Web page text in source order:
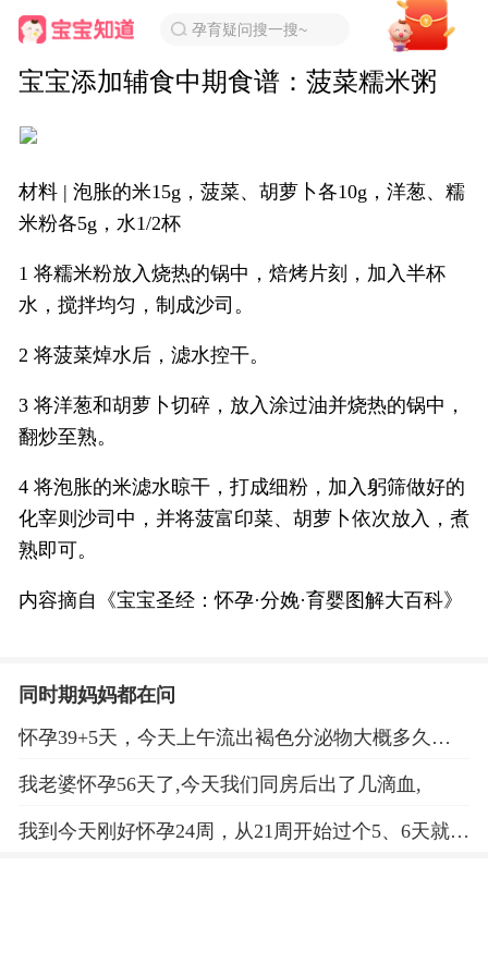
孕育疑问搜一搜~
宝宝添加辅食中期食谱：菠菜糯米粥
材料 | 泡胀的米15g，菠菜、胡萝卜各10g，洋葱、糯
米粉各5g，水1/2杯
1 将糯米粉放入烧热的锅中，焙烤片刻，加入半杯
水，搅拌均匀，制成沙司。
2 将菠菜焯水后，滤水控干。
3 将洋葱和胡萝卜切碎，放入涂过油并烧热的锅中，
翻炒至熟。
4 将泡胀的米滤水晾干，打成细粉，加入躬筛做好的
化宰则沙司中，并将菠富印菜、胡萝卜依次放入，煮
熟即可。
内容摘自《宝宝圣经：怀孕·分娩·育婴图解大百科》
同时期妈妈都在问
怀孕39+5天，今天上午流出褐色分泌物大概多久能
我老婆怀孕56天了,今天我们同房后出了几滴血,
我到今天刚好怀孕24周，从21周开始过个5、6天就会